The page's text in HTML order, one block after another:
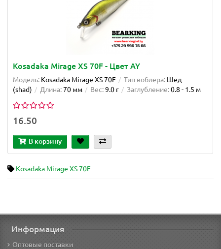
Kosadaka Mirage XS 70F - Цвет AY
Модель: Kosadaka Mirage XS 70F Тип воблера: Шед
(shad)
Длина:70 мм Вес:9.0 г Заглубление:0.8 - 1.5 м
16.50
В корзину
Kosadaka Mirage XS 70F
Информация
Оптовые поставки